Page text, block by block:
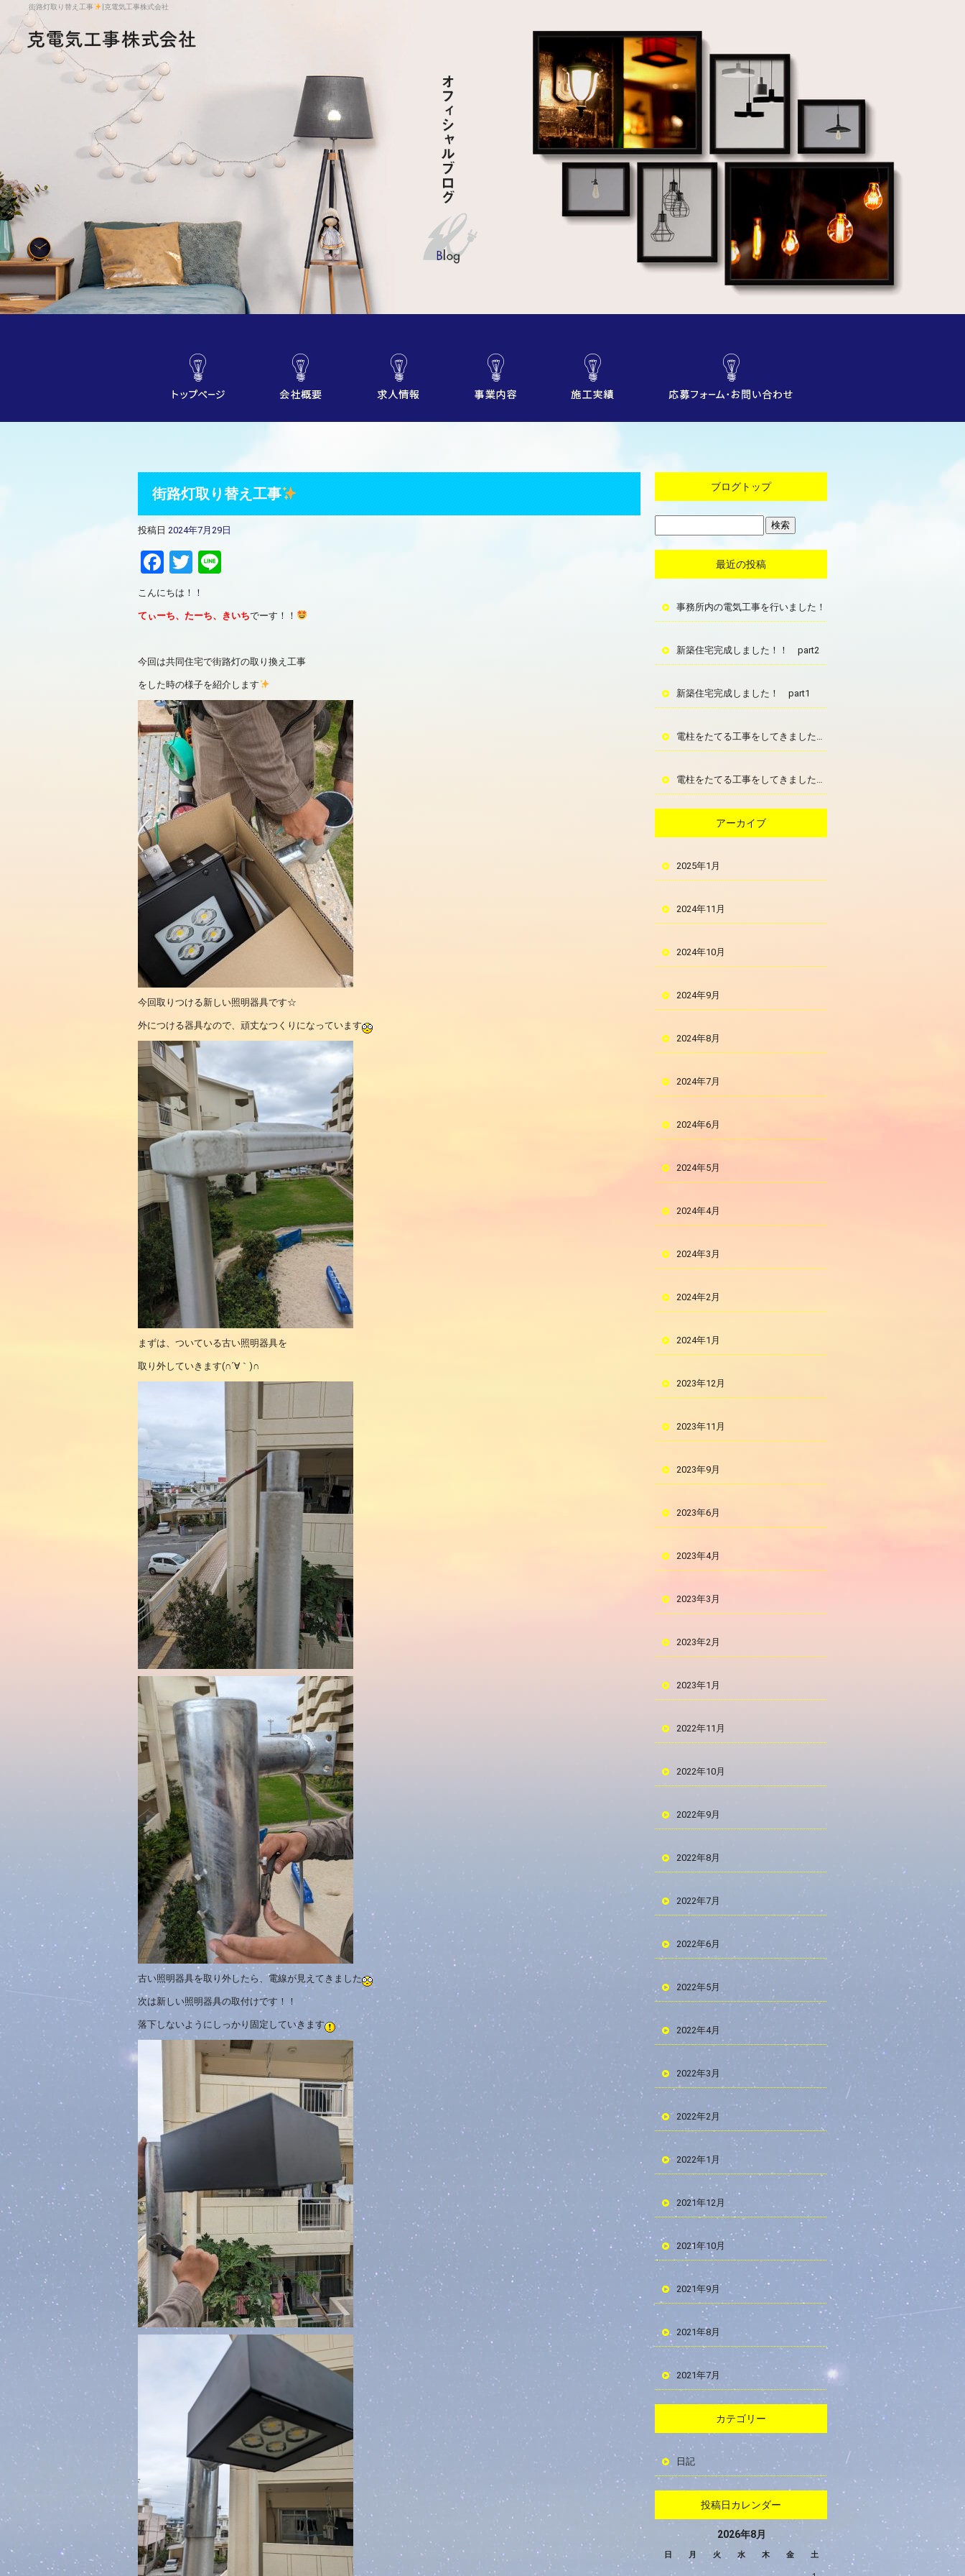
街路灯取り替え工事 |克電気工事株式会社
街路灯取り替え工事
投稿日 2024年7月29日
Facebook
Twitter
こんにちは！！
てぃーち、たーち、きいちでーす！！
今回は共同住宅で街路灯の取り換え工事
をした時の様子を紹介します
今回取りつける新しい照明器具です☆
外につける器具なので、頑丈なつくりになっています
まずは、ついている古い照明器具を
取り外していきます(∩´∀｀)∩
古い照明器具を取り外したら、電線が見えてきました
次は新しい照明器具の取付けです！！
落下しないようにしっかり固定していきます
ブログトップ
最近の投稿
事務所内の電気工事を行いました！
新築住宅完成しました！！ part2
新築住宅完成しました！ part1
電柱をたてる工事をしてきました！！！！ part4
電柱をたてる工事をしてきました！！！ part3
アーカイブ
2025年1月
2024年11月
2024年10月
2024年9月
2024年8月
2024年7月
2024年6月
2024年5月
2024年4月
2024年3月
2024年2月
2024年1月
2023年12月
2023年11月
2023年9月
2023年6月
2023年4月
2023年3月
2023年2月
2023年1月
2022年11月
2022年10月
2022年9月
2022年8月
2022年7月
2022年6月
2022年5月
2022年4月
2022年3月
2022年2月
2022年1月
2021年12月
2021年10月
2021年9月
2021年8月
2021年7月
カテゴリー
日記
投稿日カレンダー
2026年8月
日 月 火 水 木 金 土